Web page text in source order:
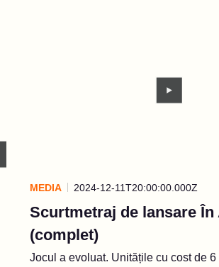
MEDIA 2024-12-11T20:00:00.000Z
Scurtmetraj de lansare În
(complet)
Jocul a evoluat. Unitățile cu cost de 6